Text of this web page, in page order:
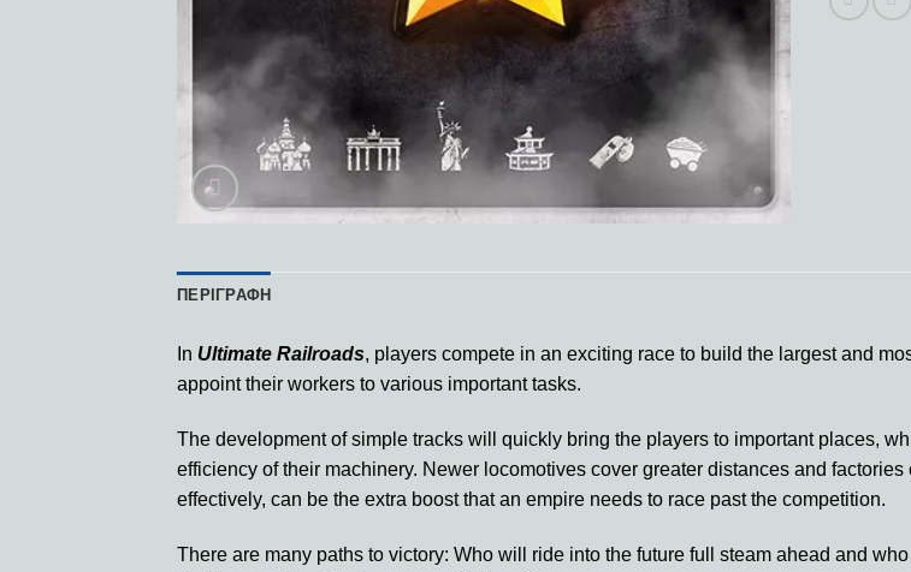
ΠΕΡΙΓΡΑΦΉ
In Ultimate Railroads, players compete in an exciting race to build the largest and
appoint their workers to various important tasks.
The development of simple tracks will quickly bring the players to important places,
efficiency of their machinery. Newer locomotives cover greater distances and
effectively, can be the extra boost that an empire needs to race past the competition.
There are many paths to victory: Who will ride into the future full steam ahead and